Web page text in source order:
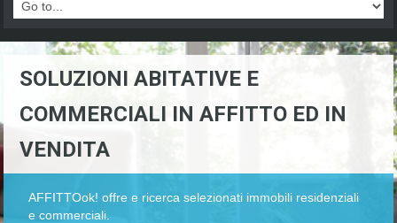
SOLUZIONI ABITATIVE E
COMMERCIALI IN AFFITTO ED IN
VENDITA
AFFITTOok! offre e ricerca selezionati immobili residenziali
e commerciali.